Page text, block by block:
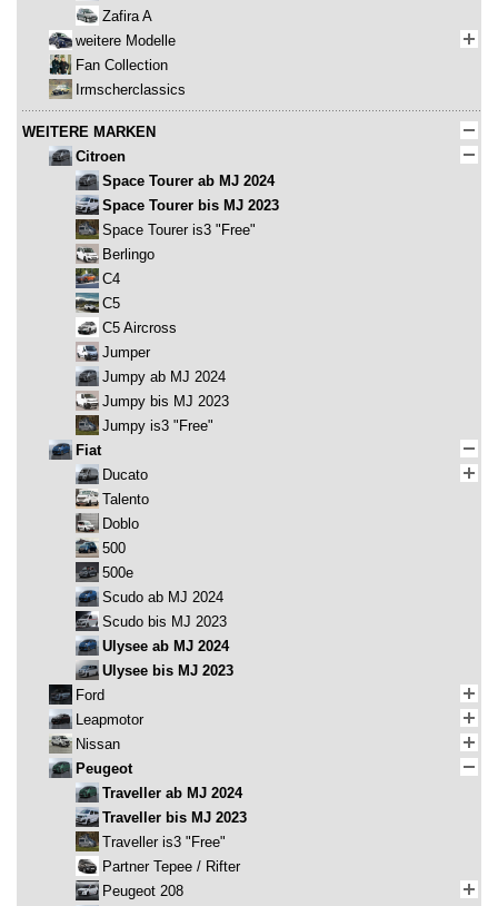
Zafira A
weitere Modelle
Fan Collection
Irmscherclassics
WEITERE MARKEN
Citroen
Space Tourer ab MJ 2024
Space Tourer bis MJ 2023
Space Tourer is3 "Free"
Berlingo
C4
C5
C5 Aircross
Jumper
Jumpy ab MJ 2024
Jumpy bis MJ 2023
Jumpy is3 "Free"
Fiat
Ducato
Talento
Doblo
500
500e
Scudo ab MJ 2024
Scudo bis MJ 2023
Ulysee ab MJ 2024
Ulysee bis MJ 2023
Ford
Leapmotor
Nissan
Peugeot
Traveller ab MJ 2024
Traveller bis MJ 2023
Traveller is3 "Free"
Partner Tepee / Rifter
Peugeot 208